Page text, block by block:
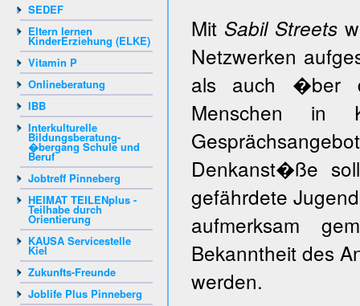
SEDEF
Eltern lernen
KinderErziehung (ELKE)
Vitamin P
Onlineberatung
IBB
Interkulturelle
Bildungsberatung-
�bergang Schule und
Beruf
Jobtreff Pinneberg
HEIMAT TEILENplus -
Teilhabe durch
Orientierung
KAUSA Servicestelle
Kiel
Zukunfts-Freunde
Joblife Plus Pinneberg
Mit Sabil Streets
Netzwerken
als auch �ber
Menschen in
Denkanst�ße
gefährdete
aufmerksam
Bekanntheit des
werden.